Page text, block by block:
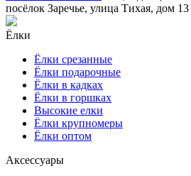
посёлок Заречье, улица Тихая, дом 13
Ёлки
Ёлки срезанные
Ёлки подарочные
Ёлки в кадках
Ёлки в горшках
Высокие елки
Ёлки крупномеры
Ёлки оптом
Аксессуары